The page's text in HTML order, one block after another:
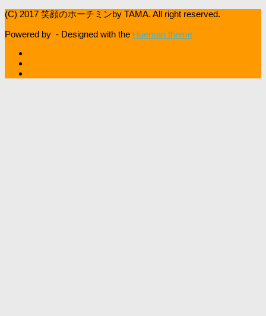
(C) 2017 笑顔のホーチミンby TAMA. All right reserved.
Powered by - Designed with the Hueman theme